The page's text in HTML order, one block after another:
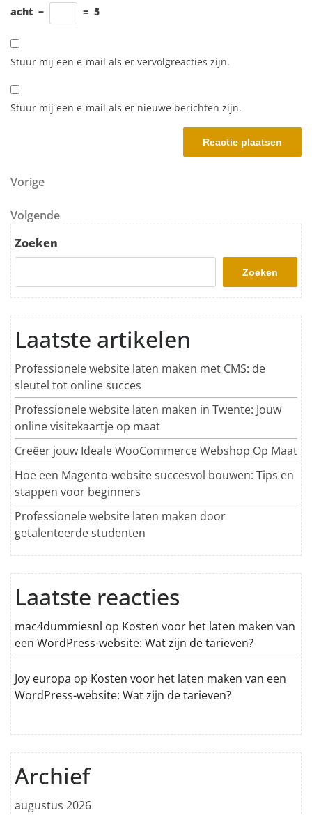
acht − = 5
Stuur mij een e-mail als er vervolgreacties zijn.
Stuur mij een e-mail als er nieuwe berichten zijn.
Berichtnavigatie
Vorig bericht
Vorige
Volgend bericht
Volgende
Zoeken
Zoeken
Laatste artikelen
Professionele website laten maken met CMS: de
sleutel tot online succes
Professionele website laten maken in Twente: Jouw
online visitekaartje op maat
Creëer jouw Ideale WooCommerce Webshop Op Maat
Hoe een Magento-website succesvol bouwen: Tips en
stappen voor beginners
Professionele website laten maken door
getalenteerde studenten
Laatste reacties
mac4dummiesnl op Kosten voor het laten maken van
een WordPress-website: Wat zijn de tarieven?
Joy europa op Kosten voor het laten maken van een
WordPress-website: Wat zijn de tarieven?
Archief
augustus 2026